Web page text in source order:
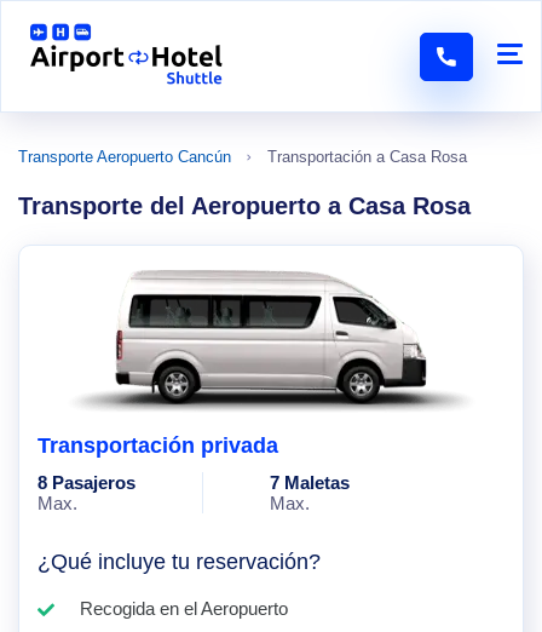
Transporte Aeropuerto Cancún Transportación a Casa Rosa
Transporte del Aeropuerto a Casa Rosa
Transportación privada
8 Pasajeros
Max.
7 Maletas
Max.
¿Qué incluye tu reservación?
Recogida en el Aeropuerto